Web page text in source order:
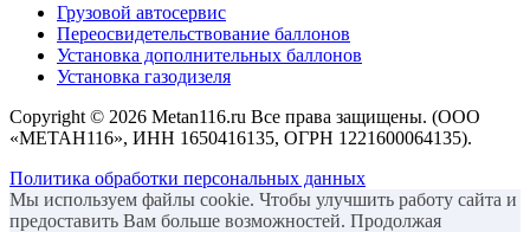
Грузовой автосервис
Переосвидетельствование баллонов
Установка дополнительных баллонов
Установка газодизеля
Copyright © 2026 Metan116.ru Все права защищены. (ООО
«МЕТАН116», ИНН 1650416135, ОГРН 1221600064135).
Политика обработки персональных данных
Мы используем файлы cookie. Чтобы улучшить работу сайта и
предоставить Вам больше возможностей. Продолжая